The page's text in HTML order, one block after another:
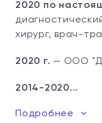
2020 по
хирург, врач-
2020 г. — ООО
2014-2020...
Подробнее